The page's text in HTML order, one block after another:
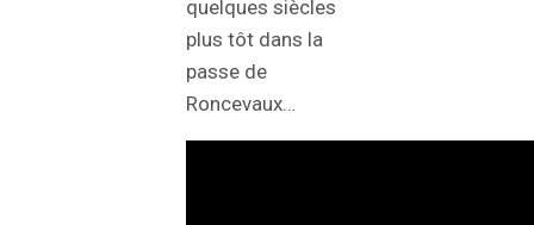
quelques siècles
plus tôt dans la
passe de
Roncevaux…